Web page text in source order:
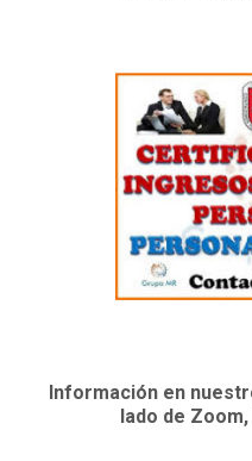
Información en
lado de